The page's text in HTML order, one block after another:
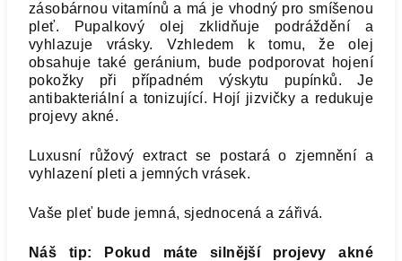
zásobárnou vitamínů a má je vhodný pro smíšenou
pleť. Pupalkový olej zklidňuje podráždění a
vyhlazuje vrásky. Vzhledem k tomu, že olej
obsahuje také geránium, bude podporovat hojení
pokožky při případném výskytu pupínků. Je
antibakteriální a tonizující. Hojí jizvičky a redukuje
projevy akné.
Luxusní růžový extract se postará o zjemnění a
vyhlazení pleti a jemných vrásek.
Vaše pleť bude jemná, sjednocená a zářivá.
Náš tip: Pokud máte silnější projevy akné